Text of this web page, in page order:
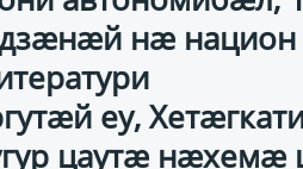
нæ национ
еу,
цаутæ